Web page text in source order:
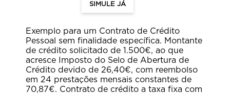
SIMULE JÁ
Exemplo para um Contrato de Crédito
Pessoal sem finalidade específica. Montante
de crédito solicitado de 1.500€, ao que
acresce Imposto do Selo de Abertura de
Crédito devido de 26,40€, com reembolso
em 24 prestações mensais constantes de
70,87€. Contrato de crédito a taxa fixa com